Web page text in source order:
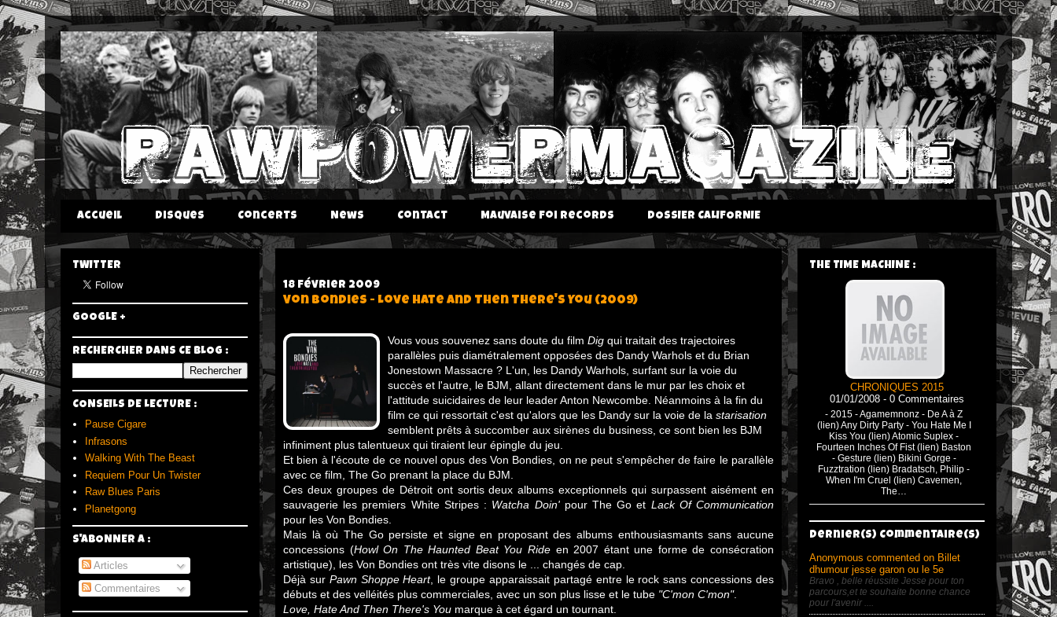
Accueil Disques Concerts News Contact Mauvaise Foi Records DOSSIER CALIFORNIE
18 février 2009
Von Bondies - Love Hate And Then There's You (2009)
Vous vous souvenez sans doute du film Dig qui traitait des trajectoires
parallèles puis diamétralement opposées des Dandy Warhols et du Brian
Jonestown Massacre ? L'un, les Dandy Warhols, surfant sur la voie du
succès et l'autre, le BJM, allant directement dans le mur par les choix et
l'attitude suicidaires de leur leader Anton Newcombe. Néanmoins à la fin du
film ce qui ressortait c'est qu'alors que les Dandy sur la voie de la starisation
semblent prêts à succomber aux sirènes du business, ce sont bien les BJM
infiniment plus talentueux qui tiraient leur épingle du jeu.
Et bien à l'écoute de ce nouvel opus des Von Bondies, on ne peut s'empêcher de faire le parallèle
avec ce film, The Go prenant la place du BJM.
Ces deux groupes de Détroit ont sortis deux albums exceptionnels qui surpassent aisément en
sauvagerie les premiers White Stripes : Watcha Doin'pour The Go et Lack Of Communication
pour les Von Bondies.
Mais là où The Go persiste et signe en proposant des albums enthousiasmants sans aucune
concessions (Howl On The Haunted Beat You Ride en 2007 étant une forme de consécration
artistique), les Von Bondies ont très vite disons le ... changés de cap.
Déjà sur Pawn Shoppe Heart, le groupe apparaissait partagé entre le rock sans concessions des
débuts et des velléités plus commerciales, avec un son plus lisse et le tube "C'mon C'mon".
Love, Hate And Then There's You marque à cet égard un tournant.
TWITTER
GOOGLE +
RECHERCHER DANS CE BLOG :
CONSEILS DE LECTURE :
Pause Cigare
Infrasons
Walking With The Beast
Requiem Pour Un Twister
Raw Blues Paris
Planetgong
S'ABONNER A :
Articles
Commentaires
THE TIME MACHINE :
CHRONIQUES 2015
01/01/2008 - 0 Commentaires
- 2015 - Agamemnonz - De A à Z
(lien) Any Dirty Party - You Hate Me I
Kiss You (lien) Atomic Suplex -
Fourteen Inches Of Fist (lien) Baston
- Gesture (lien) Bikini Gorge -
Fuzztration (lien) Bradatsch, Philip -
When I'm Cruel (lien) Cavemen,
The…
Dernier(s) Commentaire(s)
Anonymous commented on Billet
dhumour jesse garon ou le 5e
Bravo , belle réussite Jesse pour ton
parcours,et te souhaite bonne chance
pour l'avenir ....